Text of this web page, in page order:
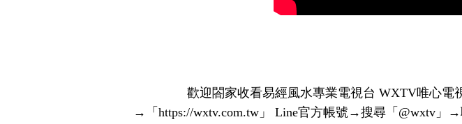
歡迎閤家收看易經風水專業電視台 WXTV唯心
→「https://wxtv.com.tw」 Line官方帳號→搜尋「@wxtv